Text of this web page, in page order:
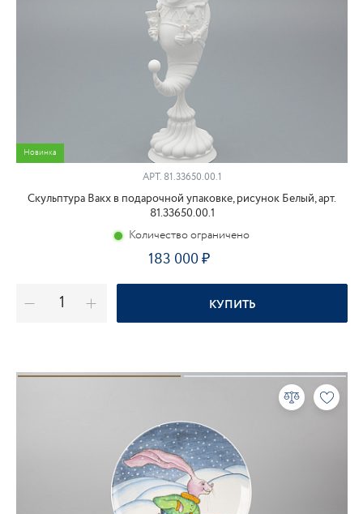
Новинка
АРТ.81.33650.00.1
Скульптура Вакх в подарочной упаковке, рисунок Белый, арт.
81.33650.00.1
Количество ограничено
183 000
КУПИТЬ